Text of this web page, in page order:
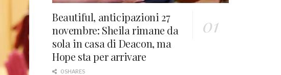
Beautiful, anticipazioni 27
novembre: Sheila rimane da
sola in casa di Deacon, ma
Hope sta per arrivare
0 SHARES